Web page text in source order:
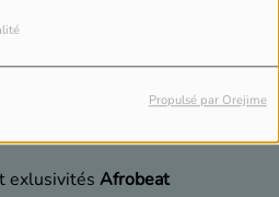
Propulsé par Orejime
exlusivités Afrobeat